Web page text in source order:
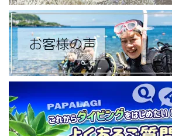
◆YouTubeチャンネル登録はコチラから
https://www.youtube.com/channel/
◆各地の水中世界を紹介するチャンネル、
（サブチャンネル）
https://www.youtube.com/@user-
【初心者ダイビングライセンスコースはコチ
https://www.papalagi.co.jp/databox/data.php/
ode